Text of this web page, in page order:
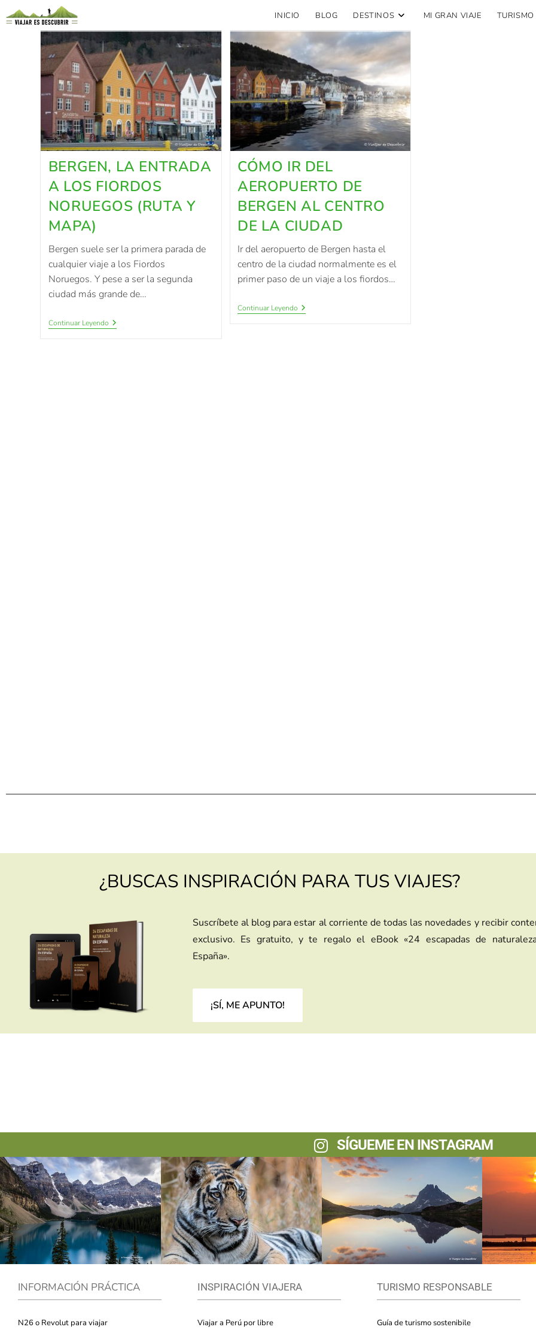
INICIO BLOG DESTINOS MI GRAN VIAJE
BERGEN, LA ENTRADA
A LOS FIORDOS
NORUEGOS (RUTA Y
MAPA)
Bergen suele ser la primera parada de
cualquier viaje a los Fiordos
Noruegos. Y pese a ser la segunda
ciudad más grande de…
Continuar Leyendo
CÓMO IR DEL
AEROPUERTO DE
BERGEN AL CENTRO
DE LA CIUDAD
Ir del aeropuerto de Bergen hasta el
centro de la ciudad normalmente es el
primer paso de un viaje a los fiordos…
Continuar Leyendo
¿BUSCAS INSPIRACIÓN PARA TUS VIAJES?
Suscríbete al blog para estar al corriente de todas las novedades y recibir
exclusivo. Es gratuito, y te regalo el eBook «24 escapadas de
España».
¡SÍ, ME APUNTO!
SÍGUEME EN INSTAGRAM
INFORMACIÓN PRÁCTICA
N26 o Revolut para viajar
INSPIRACIÓN VIAJERA
Viajar a Perú por libre
TURISMO RESPONSABLE
Guía de turismo sostenibile